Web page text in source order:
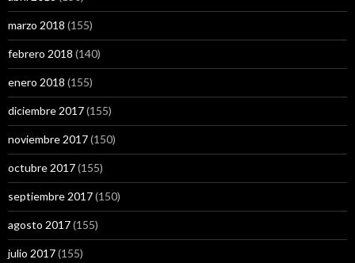
marzo 2018 (155)
febrero 2018 (140)
enero 2018 (155)
diciembre 2017(155)
noviembre 2017(150)
octubre 2017(155)
septiembre 2017(150)
agosto 2017(155)
julio 2017(155)